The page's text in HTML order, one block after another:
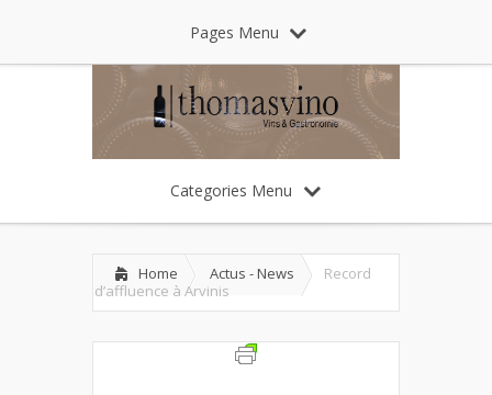
Pages Menu
Categories Menu
Home Actus - News
Record
d’affluence à Arvinis